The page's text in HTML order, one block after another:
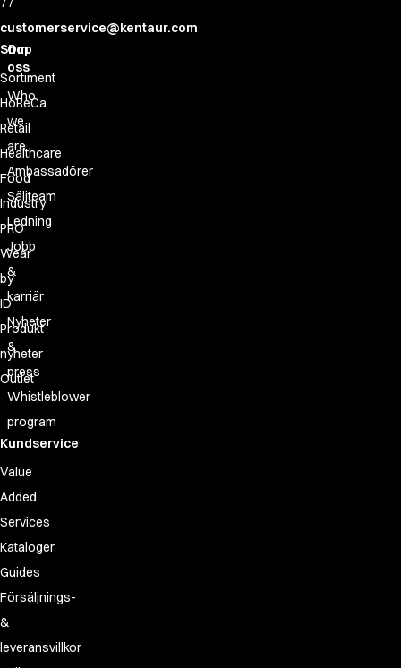
customerservice@kentaur.com
Shop
Sortiment
HoReCa
Retail
Healthcare
Food
Industry
PRO
Wear
by
ID
Produkt
nyheter
Outlet
Om
oss
Who
we
are
Ambassadörer
Säljteam
Ledning
Jobb
&
karriär
Nyheter
&
press
Whistleblower
program
Kundservice
Value
Added
Services
Kataloger
Guides
Försäljnings-
&
leveransvillkor